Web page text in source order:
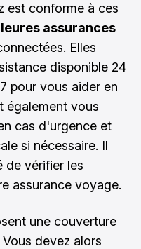
est conforme à ces
assurances
Elles
disponible 24
pour vous aider en
également vous
cas d'urgence et
si nécessaire. Il
de vérifier les
assurance voyage.
une couverture
devez alors